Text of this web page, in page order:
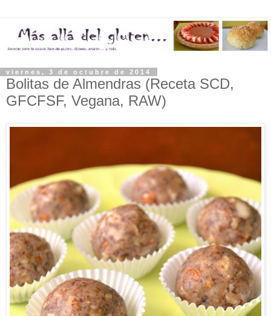
viernes, 3 de octubre de 2014
Bolitas de Almendras (Receta SCD,
GFCFSF, Vegana, RAW)